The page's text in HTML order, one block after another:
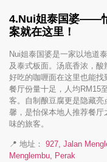
4.Nui姐泰国婆——
案就在这里！
Nui姐泰国婆是一家以地道
及泰式板面。汤底香浓，
好吃的咖喱面在这里也能找
餐厅份量十足，人均RM15
客。自制酿豆腐更是隐藏
馨，是怡保本地人推荐餐
味的旅客。
📍 地址： 927, Jalan
Menglembu, Perak